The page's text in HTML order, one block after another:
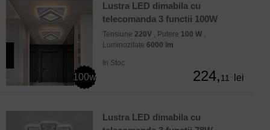
100w
Lustra LED dimabila cu
telecomanda 3 functii 100W
Tensiune 220V , Putere 100 W ,
Luminozitate 6000 lm
In Stoc
224,11 lei
Lustra LED dimabila cu